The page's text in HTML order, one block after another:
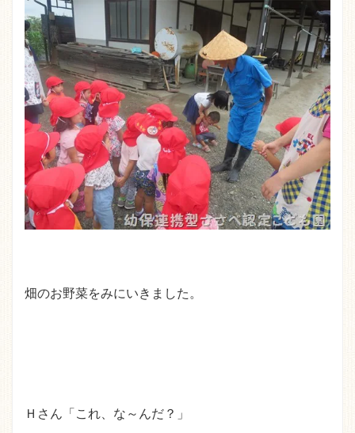
畑のお野菜をみにいきました。
Ｈさん「これ、な～んだ？」